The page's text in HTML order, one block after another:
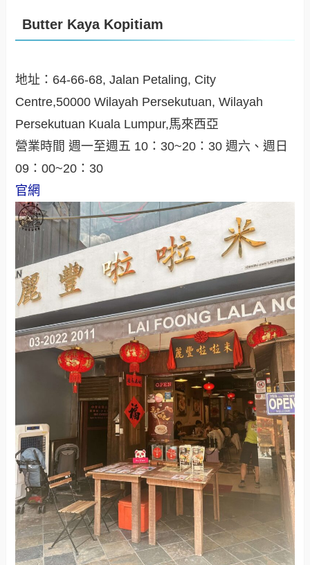
Butter Kaya Kopitiam
地址：64-66-68, Jalan Petaling, City
Centre,50000 Wilayah Persekutuan, Wilayah
Persekutuan Kuala Lumpur,馬來西亞
營業時間 週一至週五 10：30~20：30 週六、週日
09：00~20：30
官網